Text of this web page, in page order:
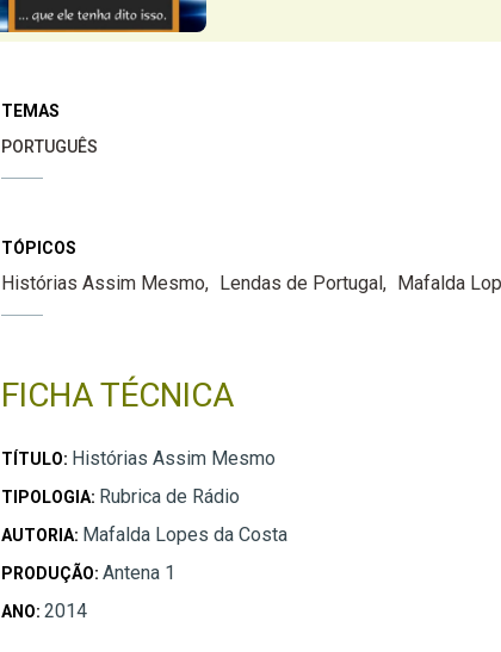
TEMAS
PORTUGUÊS
TÓPICOS
Histórias Assim Mesmo Lendas de Portugal Mafalda
FICHA TÉCNICA
TÍTULO: Histórias Assim Mesmo
TIPOLOGIA: Rubrica de Rádio
AUTORIA: Mafalda Lopes da Costa
PRODUÇÃO: Antena 1
ANO: 2014